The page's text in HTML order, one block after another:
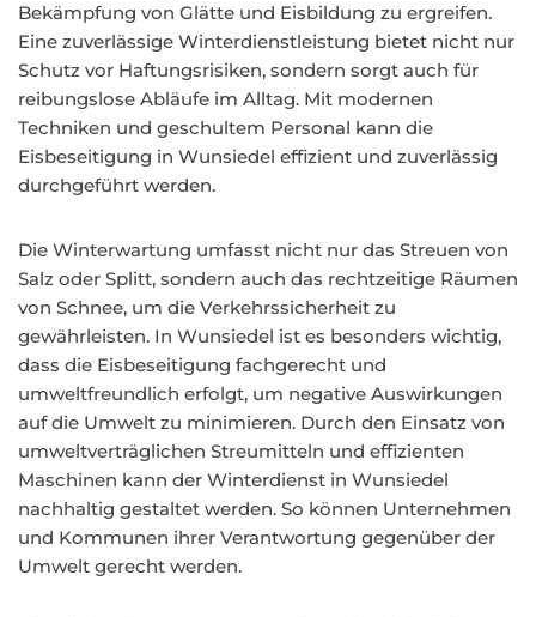
Bekämpfung von Glätte und Eisbildung zu ergreifen.
Eine zuverlässige Winterdienstleistung bietet nicht nur
Schutz vor Haftungsrisiken, sondern sorgt auch für
reibungslose Abläufe im Alltag. Mit modernen
Techniken und geschultem Personal kann die
Eisbeseitigung in Wunsiedel effizient und zuverlässig
durchgeführt werden.
Die Winterwartung umfasst nicht nur das Streuen von
Salz oder Splitt, sondern auch das rechtzeitige Räumen
von Schnee, um die Verkehrssicherheit zu
gewährleisten. In Wunsiedel ist es besonders wichtig,
dass die Eisbeseitigung fachgerecht und
umweltfreundlich erfolgt, um negative Auswirkungen
auf die Umwelt zu minimieren. Durch den Einsatz von
umweltverträglichen Streumitteln und effizienten
Maschinen kann der Winterdienst in Wunsiedel
nachhaltig gestaltet werden. So können Unternehmen
und Kommunen ihrer Verantwortung gegenüber der
Umwelt gerecht werden.